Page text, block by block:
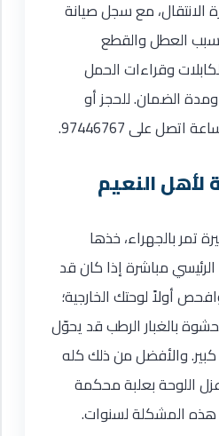
مع سجل صيانة
العطل والقطع
وقراءات الحمل
ومدة الضمان. للحجز أو
النعيم
تمر بالجهراء، خذها
مباشرة إذا كان قد
أولاً لوحتك الخارجية؛
بالغبار الرطب قد يحوّل
والأفضل من ذلك كله
اللوحة بعلبة محكمة
هذه المشكلة لسنوات.